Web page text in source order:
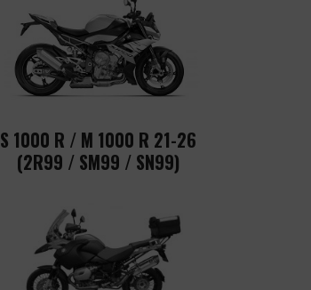
S 1000 R / M 1000 R 21-26
(2R99 / SM99 / SN99)